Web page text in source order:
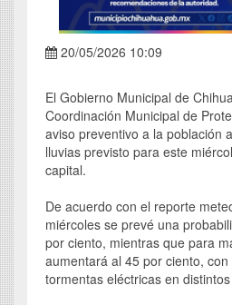
20/05/2026 10:09
El Gobierno Municipal de
Coordinación Municipal de
aviso preventivo a la población
lluvias previsto para este
capital.
De acuerdo con el reporte
miércoles se prevé una
por ciento, mientras que para
aumentará al 45 por ciento,
tormentas eléctricas en